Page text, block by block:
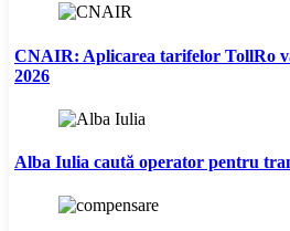
CNAIR: Aplicarea tarifelor TollRo
2026
Alba Iulia caută operator pentru